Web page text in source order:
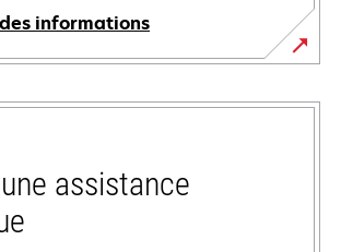
informations
assistance